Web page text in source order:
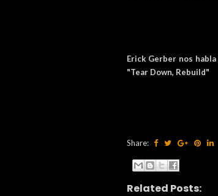
Erick Gerber nos
"Tear Down, Rebuild"
Share:
Related Posts: